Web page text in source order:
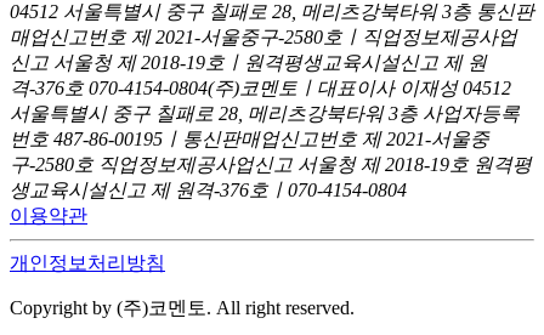
04512 서울특별시 중구 칠패로 28, 메리츠강북타워 3층 통신판
매업신고번호 제 2021-서울중구-2580호ㅣ직업정보제공사업
신고 서울청 제 2018-19호ㅣ원격평생교육시설신고 제 원
격-376호 070-4154-0804(주)코멘토ㅣ대표이사 이재성 04512
서울특별시 중구 칠패로 28, 메리츠강북타워 3층 사업자등록
번호 487-86-00195ㅣ통신판매업신고번호 제 2021-서울중
구-2580호 직업정보제공사업신고 서울청 제 2018-19호 원격평
생교육시설신고 제 원격-376호ㅣ070-4154-0804
이용약관
개인정보처리방침
Copyright by (주)코멘토. All right reserved.